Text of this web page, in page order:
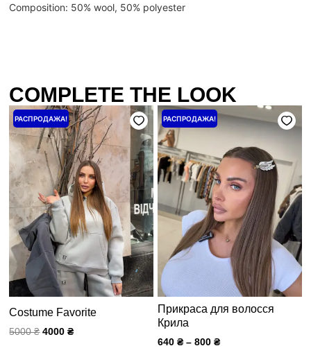
Composition: 50% wool, 50% polyester
COMPLETE THE LOOK
РАСПРОДАЖА!
Costume Favorite
5000₴
Первоначальная
цена
составляла
5000 ₴.
4000₴
Текущая
цена:
4000 ₴.
РАСПРОДАЖА!
Прикраса для волосся
Крила
640 ₴ – 800 ₴
range:
640 ₴
through
800 ₴